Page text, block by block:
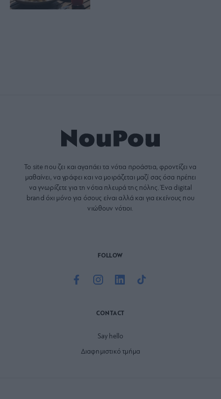
Το site που ζει και αγαπάει τα νότια προάστια, φροντίζει να
μαθαίνει, να γράφει και να μοιράζεται μαζί σας όσα πρέπει
να γνωρίζετε για τη νότια πλευρά της πόλης. Ένα digital
brand όχι μόνο για όσους είναι αλλά και για εκείνους που
νιώθουν νότιοι.
FOLLOW
CONTACT
Say hello
Διαφημιστικό τμήμα